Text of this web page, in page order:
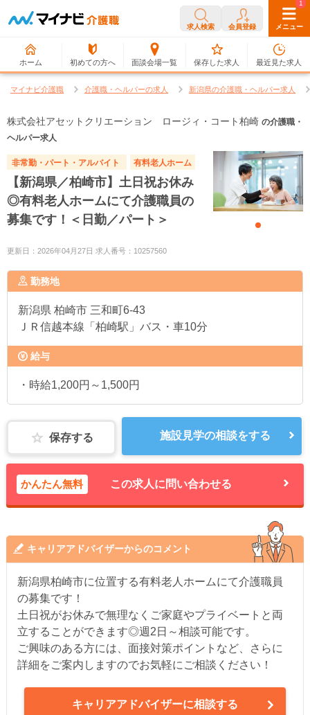
求人検索 会員登録 メニュー
ホーム 初めての方へ 面談会場一覧
0
保存した求人
1
最近見た求人
マイナビ介護職 介護職・ヘルパーの求人 新潟県の介護職・ヘルパー求人
株式会社アセットクリエーション ロージィ・コート柏崎 の介護職・
ヘルパー求人
非常勤・パート・アルバイト 有料老人ホーム
【新潟県／柏崎市】土日祝お休み
◎有料老人ホームにて介護職員の
募集です！＜日勤／パート＞
更新日：2026年04月27日 求人番号：10257560
勤務地
新潟県 柏崎市 三和町6-43
ＪＲ信越本線「柏崎駅」バス・車10分
給与
・時給1,200円～1,500円
保存する 施設見学の相談をする
かんたん無料 この求人に問い合わせる
キャリアアドバイザーからのコメント
新潟県柏崎市に位置する有料老人ホームにて介護職員
の募集です！
土日祝がお休みで無理なくご家庭やプライベートと両
立することができます◎週2日～相談可能です。
ご興味のある方には、面接対策ポイントなど、さらに
詳細をご案内しますのでお気軽にご相談ください！
キャリアアドバイザーに相談する